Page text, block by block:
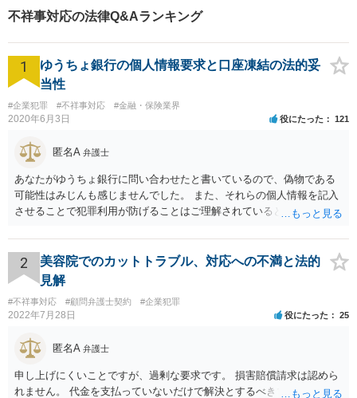
様の法律問題に真摯に対応し
ます。ぜひ一度ご相談くださ
い。
不祥事対応の法律Q&Aランキング
1
ゆうちょ銀行の個人情報要求と口座凍結の法的妥
当性
#企業犯罪 #不祥事対応 #金融・保険業界
2020年6月3日 役にたった 121
匿名A 弁護士
あなたがゆうちょ銀行に問い合わせたと書いているので、偽物である
可能性はみじんも感じませんでした。 また、それらの個人情報を記入
させることで犯罪利用が防げることはご理解されているとおりです。
士に同意を求めているだけです。 最初の回答では分かりづらかったの
かもしれませんが、質問にわかりやすく答えると「法的に許される」
が答えになります。 補足でアドバイスしておきますと、今私に反論し
てきたその内容をゆうちょ銀行にぶつければいいとおもいます。 もっ
とも、ぶつけられたゆうちょ銀行があなたと契約するかは法律上ゆう
ちょ銀行の自由です。
2
美容院でのカットトラブル、対応への不満と法的
見解
#不祥事対応 #顧問弁護士契約 #企業犯罪
2022年7月28日 役にたった 25
匿名A 弁護士
申し上げにくいことですが、過剰な要求です。 損害賠償請求は認めら
れません。 代金を支払っていないだけで解決とするべきでしょう。